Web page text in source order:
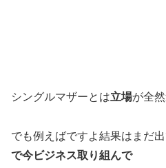
シングルマザーとは立場が全然
でも例えばですよ結果はまだ
で今ビジネス取り組んで